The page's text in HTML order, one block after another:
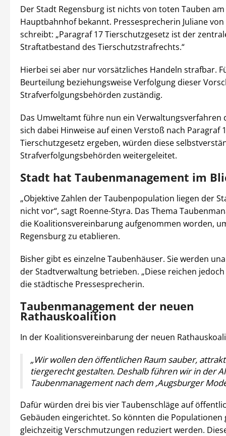
Der Stadt Regensburg ist nichts von toten Tauben am
Hauptbahnhof bekannt. Pressesprecherin Juliane von
schreibt: „Paragraf 17 Tierschutzgesetz ist der
Straftatbestand des Tierschutzstrafrechts.“
Hierbei sei aber nur vorsätzliches Handeln strafbar.
Beurteilung beziehungsweise Verfolgung dieser
Strafverfolgungsbehörden zuständig.
Das Umweltamt führe nun ein Verwaltungsverfahren
sich dabei Hinweise auf einen Verstoß nach Paragraf
Tierschutzgesetz ergeben, würden diese
Strafverfolgungsbehörden weitergeleitet.
Stadt hat Taubenmanagement im
„Objektive Zahlen der Taubenpopulation liegen der
nicht vor“, sagt Roenne-Styra. Das Thema
die Koalitionsvereinbarung aufgenommen worden,
Regensburg zu etablieren.
Bisher gibt es einzelne Taubenhäuser. Sie werden
der Stadtverwaltung betrieben. „Diese reichen jedoch
die städtische Pressesprecherin.
Taubenmanagement der neuen
Rathauskoalition
In der Koalitionsvereinbarung der neuen
„Wir wollen den öffentlichen Raum sauber,
tiergerecht gestalten. Deshalb führen wir in der
Taubenmanagement nach dem ‚Augsburger
Dafür würden drei bis vier Taubenschläge auf
Gebäuden eingerichtet. So könnten die
gleichzeitig Verschmutzungen reduziert werden.